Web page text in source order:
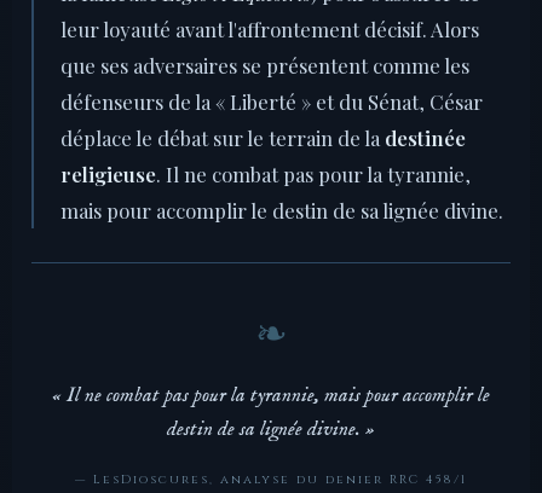
leur loyauté avant l'affrontement décisif. Alors
que ses adversaires se présentent comme les
défenseurs de la « Liberté » et du Sénat, César
déplace le débat sur le terrain de la destinée
religieuse. Il ne combat pas pour la tyrannie,
mais pour accomplir le destin de sa lignée divine.
« Il ne combat pas pour la tyrannie, mais pour accomplir le
destin de sa lignée divine. »
— LesDioscures, analyse du denier RRC 458/1